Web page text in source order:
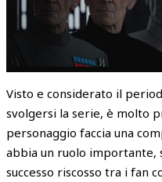
Visto e considerato il
svolgersi la serie, è molto
personaggio faccia una
abbia un ruolo
successo riscosso tra i fan